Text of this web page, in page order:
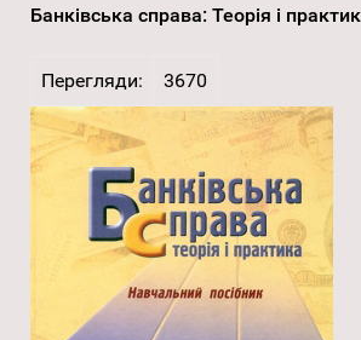
Банківська справа: Теорія і
Перегляди: 3670